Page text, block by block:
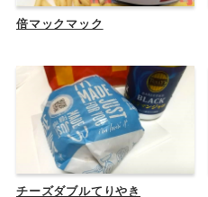
倍マックマック
チーズダブルてりやき